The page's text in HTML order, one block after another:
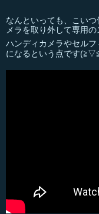
なんといっても、こい
メラを取り外して専用
ハンディカメラやセル
になるという点です